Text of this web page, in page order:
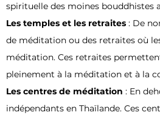
spirituelle des moines bouddhistes
Les temples et les retraites : De
de méditation ou des retraites où
méditation. Ces retraites
pleinement à la méditation et à la
Les centres de méditation : En
indépendants en Thaïlande. Ces